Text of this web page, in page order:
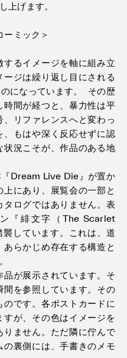
上げます。
ーミック＞
るイメージを軸に組み立
ジは繰り返し目にされる
になっています。 その歴
時間が経つと、暴力性は平
リファレンスへと変わっ
もはや深く反応せずに認
況こそが、作品のある地
『Dream Live Die』が置か
にあり、展覧会の一部と
タログではありません。表
『緋文字（The Scarlet
しています。これは、道
らかじめ存在する構造と
が展示されています。そ
を参照しています。その
です。各ポストカードに
が、その色はイメージを
ません。ただ隣に佇んで
裏側には、手書きのメモ